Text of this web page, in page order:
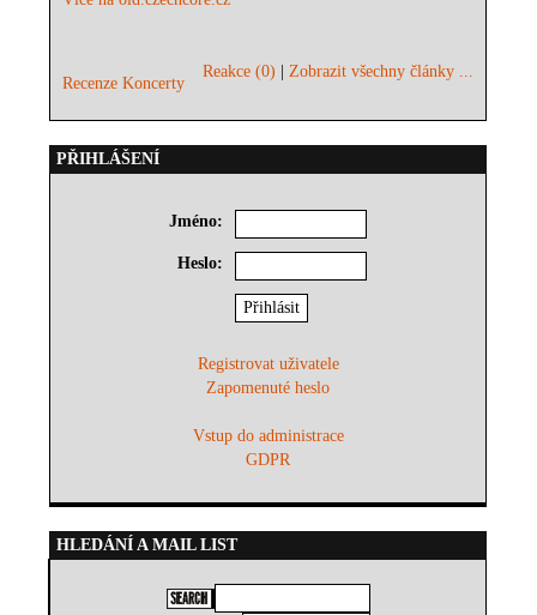
Recenze Koncerty
Reakce (0) |Zobrazit všechny články ...
PŘIHLÁŠENÍ
Jméno:
Heslo:
Registrovat uživatele
Zapomenuté heslo
Vstup do administrace
GDPR
HLEDÁNÍ A MAIL LIST